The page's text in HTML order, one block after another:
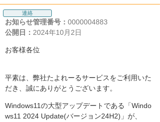
連絡
お知らせ管理番号： 0000004883
公開日： 2024年10月2日
お客様各位
平素は、弊社たよれーるサービスをご利用いた
だき、誠にありがとうございます。
Windows11の大型アップデートである「Windo
ws11 2024 Update(バージョン24H2)」が、